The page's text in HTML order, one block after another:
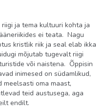
ja tema kultuuri kohta ja
ei teata. Nagu
kristlik riik ja seal elab ikka
mõjutab tugevalt riigi
või naistena. Õppisin
inimesed on südamlikud,
meelsasti oma maast,
teid austusega, aga
endilt.